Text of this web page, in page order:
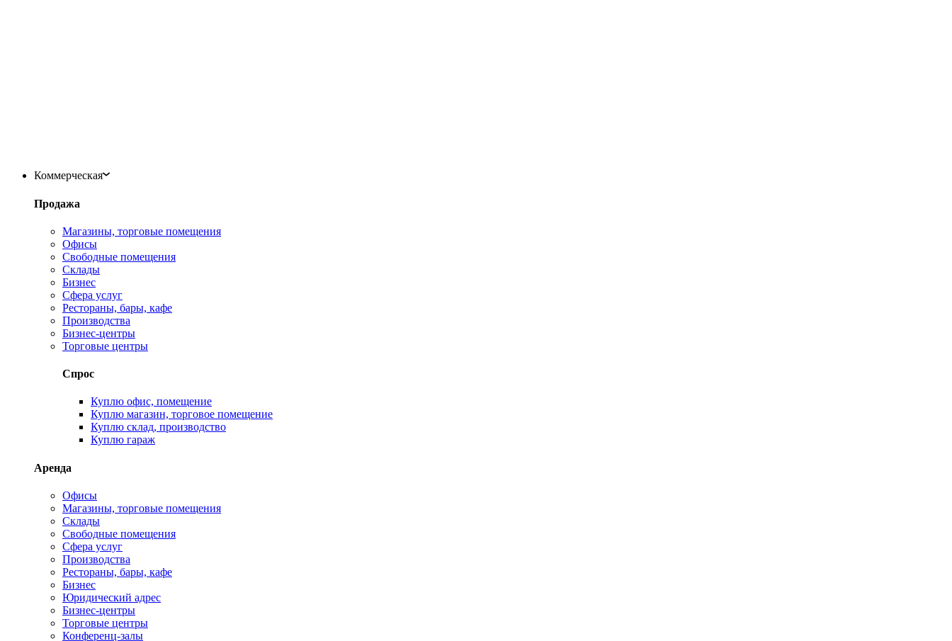
Коммерческая
Продажа
Магазины, торговые помещения
Офисы
Свободные помещения
Склады
Бизнес
Сфера услуг
Рестораны, бары, кафе
Производства
Бизнес-центры
Торговые центры
Спрос
Куплю офис, помещение
Куплю магазин, торговое помещение
Куплю склад, производство
Куплю гараж
Аренда
Офисы
Магазины, торговые помещения
Склады
Свободные помещения
Сфера услуг
Производства
Рестораны, бары, кафе
Бизнес
Юридический адрес
Бизнес-центры
Торговые центры
Конференц-залы